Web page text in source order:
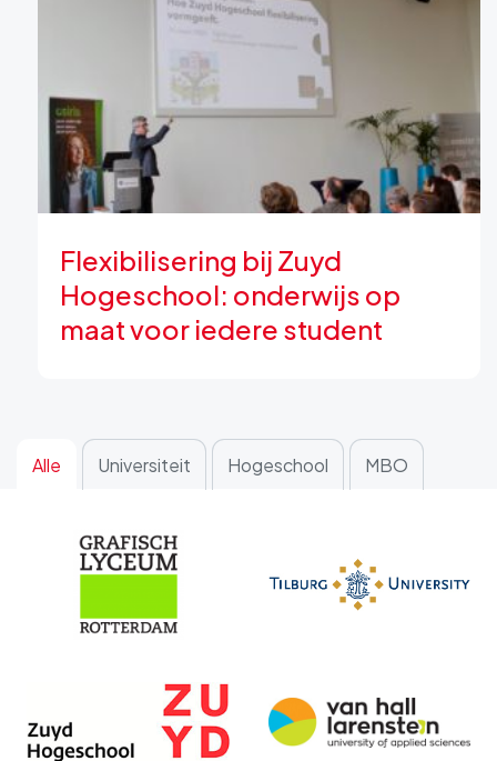
Flexibilisering bij Zuyd
Hogeschool: onderwijs op
maat voor iedere student
Alle Universiteit Hogeschool MBO